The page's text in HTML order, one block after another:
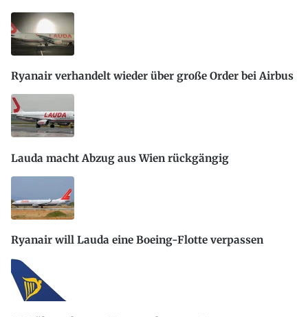
Ryanair verhandelt wieder über große Order bei Airbus
Lauda macht Abzug aus Wien rückgängig
Ryanair will Lauda eine Boeing-Flotte verpassen